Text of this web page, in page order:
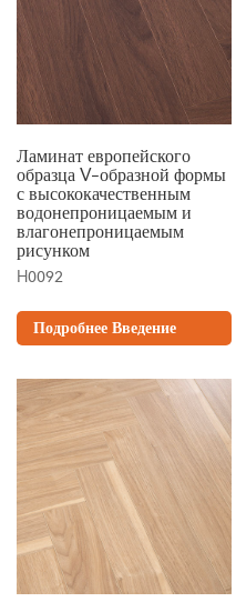
Ламинат европейского
образца V-образной формы
с высококачественным
водонепроницаемым и
влагонепроницаемым
рисунком
H0092
Подробнее Введение